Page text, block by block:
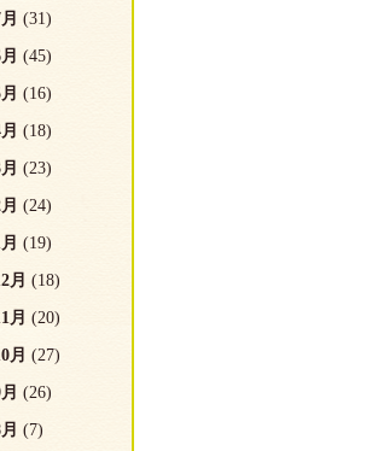
(31)
(45)
(16)
(18)
(23)
(24)
(19)
月 (18)
月 (20)
月 (27)
(26)
(7)